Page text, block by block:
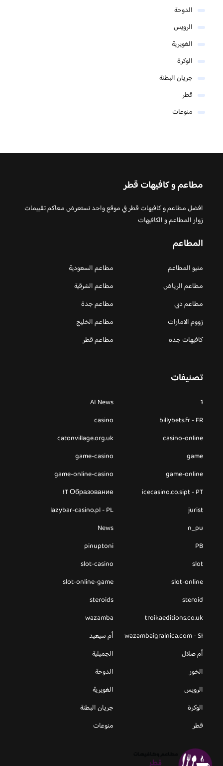
الدوحة
الرويس
الغويرية
الوكرة
جريان البطنة
قطر
منوعات
مطاعم و كافيهات قطر
افضل مطاعم و كافيهات قطر في موقع واحد نستعرض معاكم تقييمات
زوار المطاعم و الكافيهات
المطاعم
منيو المطاعم
مطاعم السعودية
مطاعم الرياض
مطاعم الشرقية
مطاعم دبي
مطاعم جدة
زووم الامارات
مطاعم الخليج
كافيهات جده
مطاعم قطر
تصنيفات
1
AI News
billybets.fr - FR
casino
casino-online
catonvillage.org.uk
game
game-casino
game-online
game-online-casino
icecasino.co.sipt - PT
IT Образование
jurist
lazybar-casino.pl - PL
n_pu
News
PB
pinuptoni
slot
slot-casino
slot-online
slot-online-game
steroid
steroids
troikaeditions.co.uk
wazamba
wazambaigralnica.com - SI
أم سيعيد
أم صلال
الجميلية
الخور
الدوحة
الرويس
الغويرية
الوكرة
جريان البطنة
قطر
منوعات